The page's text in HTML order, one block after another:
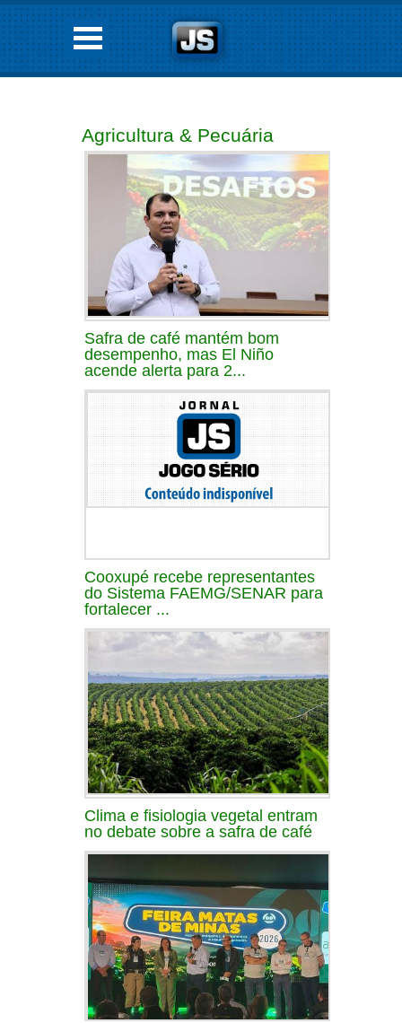
Agricultura & Pecuária
Safra de café mantém bom
desempenho, mas El Niño
acende alerta para 2...
Cooxupé recebe representantes
do Sistema FAEMG/SENAR para
fortalecer ...
Clima e fisiologia vegetal entram
no debate sobre a safra de café